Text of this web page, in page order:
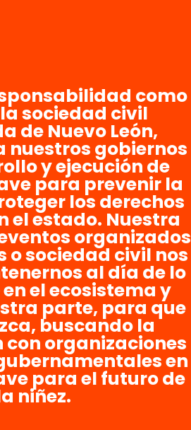
como
sociedad civil
de Nuevo León,
nuestros gobiernos
y ejecución de
para prevenir la
los derechos
el estado. Nuestra
organizados
o sociedad civil nos
al día de lo
el ecosistema y
parte, para que
buscando la
organizaciones
en
para el futuro de
niñez.